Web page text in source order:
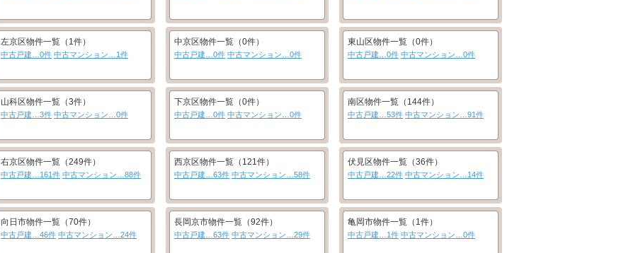
左京区物件一覧（1件）
中古戸建…0件 中古マンション…1件
中京区物件一覧（0件）
中古戸建…0件 中古マンション…0件
東山区物件一覧（0件）
中古戸建…0件 中古マンション…0件
山科区物件一覧（3件）
中古戸建…3件 中古マンション…0件
下京区物件一覧（0件）
中古戸建…0件 中古マンション…0件
南区物件一覧（144件）
中古戸建…53件 中古マンション…91件
右京区物件一覧（249件）
中古戸建…161件 中古マンション…88件
西京区物件一覧（121件）
中古戸建…63件 中古マンション…58件
伏見区物件一覧（36件）
中古戸建…22件 中古マンション…14件
向日市物件一覧（70件）
中古戸建…46件 中古マンション…24件
長岡京市物件一覧（92件）
中古戸建…63件 中古マンション…29件
亀岡市物件一覧（1件）
中古戸建…1件 中古マンション…0件